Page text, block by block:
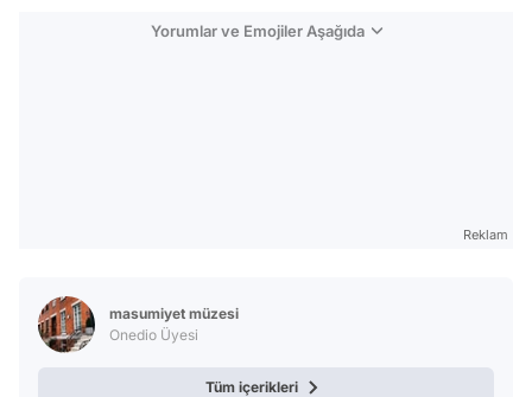
Yorumlar ve Emojiler Aşağıda
Reklam
masumiyet müzesi
Onedio Üyesi
Tüm içerikleri